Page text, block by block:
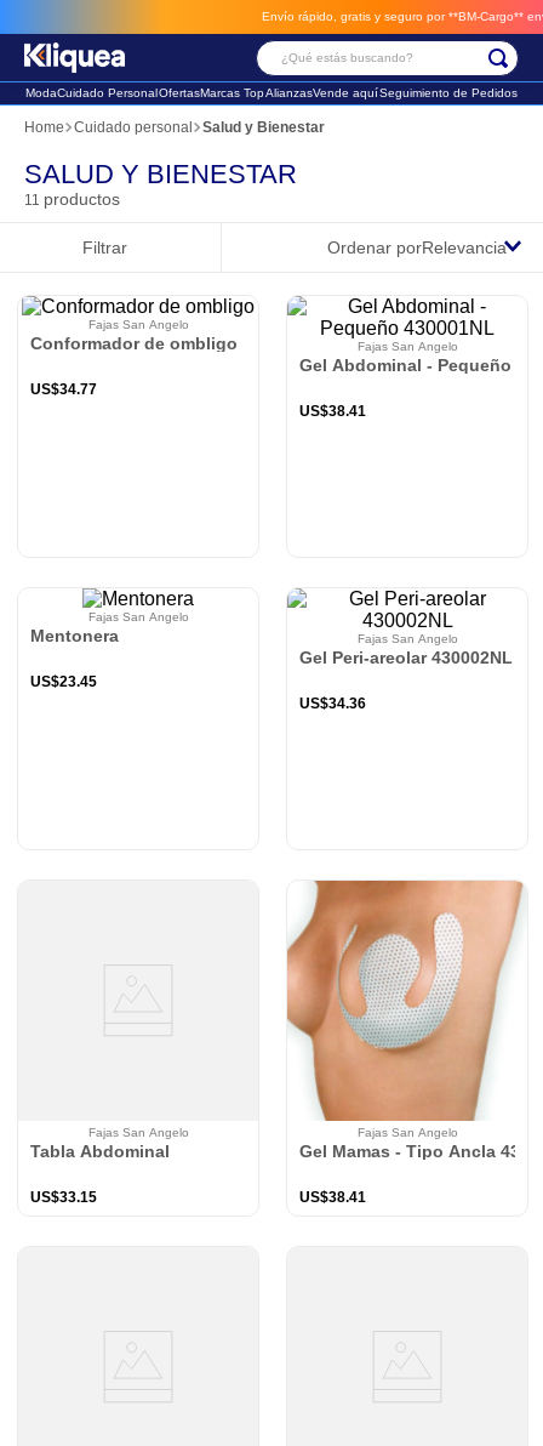
Envío rápido, gratis y seguro por **BM-Cargo** envios a través de BM-Cargo
¿Qué estás buscando?
ModaCuidado PersonalOfertasMarcas TopAlianzasVende aquíSeguimiento de Pedidos
Cuidado personal Salud y Bienestar
SALUD Y BIENESTAR
11 productos
Filtrar Ordenar porRelevancia
Fajas San Angelo
Conformador de ombligo
US$34.77
Fajas San Angelo
Gel Abdominal - Pequeño
US$38.41
Fajas San Angelo
Mentonera
US$23.45
Fajas San Angelo
Gel Peri-areolar 430002NL
US$34.36
Fajas San Angelo
Tabla Abdominal
US$33.15
Fajas San Angelo
Gel Mamas - Tipo Ancla
US$38.41
Términos Más Buscados
1. chaleco
2. sandalia
futbol